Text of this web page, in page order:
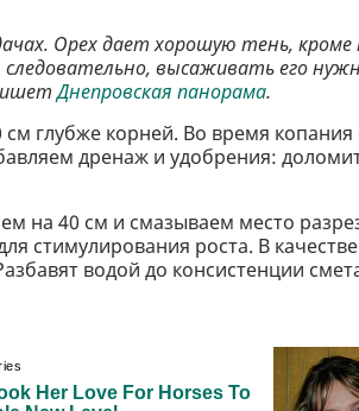
Орех дает хорошую тень, кроме
высаживать его
Днепровская панорама.
глубже корней. Во время
дренаж и удобрения:
на 40 см и смазываем место
стимулирования роста. В
водой до консистенции